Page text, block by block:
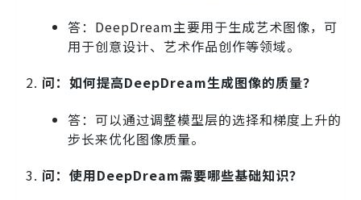
答：DeepDream主要用于生成艺术图像，可
用于创意设计、艺术作品创作等领域。
问：如何提高DeepDream生成图像的质量？
答：可以通过调整模型层的选择和梯度上升的
步长来优化图像质量。
问：使用DeepDream需要哪些基础知识？